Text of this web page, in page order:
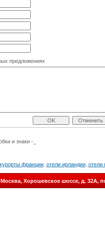
предложениях
и знаки -_
курорты франции, отели ирландии, отели
Москва, Хорошевское шоссе, д.